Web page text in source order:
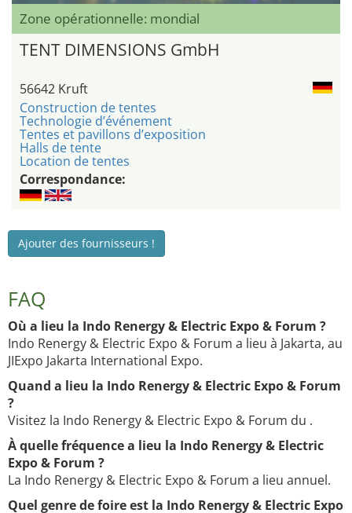
Zone opérationnelle: mondial
TENT DIMENSIONS GmbH
56642 Kruft
Construction de tentes
Technologie d’événement
Tentes et pavillons d’exposition
Halls de tente
Location de tentes
Correspondance:
Ajouter des fournisseurs !
FAQ
Où a lieu la Indo Renergy & Electric Expo & Forum ?
Indo Renergy & Electric Expo & Forum a lieu à Jakarta, au
JIExpo Jakarta International Expo.
Quand a lieu la Indo Renergy & Electric Expo & Forum
?
Visitez la Indo Renergy & Electric Expo & Forum du .
À quelle fréquence a lieu la Indo Renergy & Electric
Expo & Forum ?
La Indo Renergy & Electric Expo & Forum a lieu annuel.
Quel genre de foire est la Indo Renergy & Electric Expo